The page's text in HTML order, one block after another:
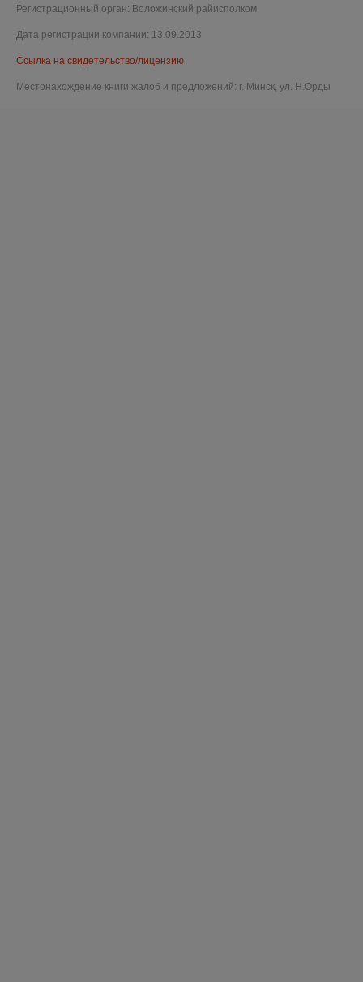
Регистрационный орган: Воложинский райисполком
Дата регистрации компании: 13.09.2013
Ссылка на свидетельство/лицензию
Местонахождение книги жалоб и предложений: г. Минск, ул. Н.Орды